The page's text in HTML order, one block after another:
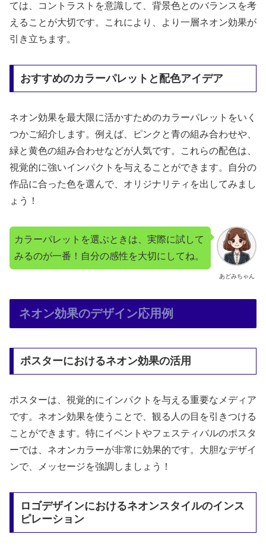
ては、コントラストを意識して、背景色とのバランスを考
えることが大切です。これにより、より一層ネオン効果が
引き立ちます。
おすすめのカラーパレットと配色アイデア
ネオン効果を最大限に活かすためのカラーパレットをいく
つかご紹介します。例えば、ピンクと青の組み合わせや、
緑と黄色の組み合わせなどが人気です。これらの配色は、
視覚的に強いインパクトを与えることができます。自分の
作品に合った色を選んで、オリジナリティを出してみまし
ょう！
あどみちゃん
カラーパレットを選ぶときは、実際に試して
みるのが一番！自分の感性を大切にしてね。
ネオン効果のデザイン応用例
ポスターにおけるネオン効果の活用
ポスターは、視覚的にインパクトを与える重要なメディア
です。ネオン効果を使うことで、観る人の目を引きつける
ことができます。特にイベントやフェスティバルのポスタ
ーでは、ネオンカラーが非常に効果的です。大胆なデザイ
ンで、メッセージを強調しましょう！
ロゴデザインにおけるネオンスタイルのインス
ピレーション